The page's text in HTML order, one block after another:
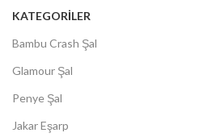
KATEGORİLER
Bambu Crash Şal
Glamour Şal
Penye Şal
Jakar Eşarp